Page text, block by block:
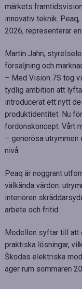
märkets
innovativ teknik.
2026, representerar
Martin Jahn,
försäljning och
– Med Vision 7S tog
tydlig ambition att
introducerat ett nytt
produktidentitet. Nu
fordonskoncept. Vårt
– generösa
nivå.
Peaq är noggrant
välkända värden:
interiören
arbete och fritid.
Modellen syftar till att
praktiska lösningar,
Škodas elektriska
äger rum sommaren